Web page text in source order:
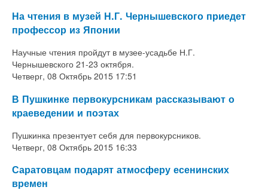
На чтения в музей Н.Г. Чернышевского приедет
профессор из Японии
Научные чтения пройдут в музее-усадьбе Н.Г.
Чернышевского 21-23 октября.
Четверг, 08 Октябрь 2015 17:51
В Пушкинке первокурсникам рассказывают о
краеведении и поэтах
Пушкинка презентует себя для первокурсников.
Четверг, 08 Октябрь 2015 16:33
Саратовцам подарят атмосферу есенинских
времен